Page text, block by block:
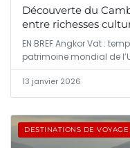
Découverte du
entre richesses
EN BREF Angkor Vat :
patrimoine mondial de
13 janvier 2026
DESTINATIONS DE VOYAGE